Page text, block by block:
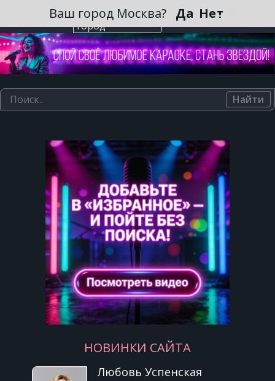
Выберите
город
Ваш город Москва? Да Нет
Найти
НОВИНКИ САЙТА
Любовь Успенская